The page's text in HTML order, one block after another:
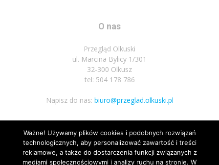
O nas
Przegląd Olkuski
ul. Marcina Bylicy 1/301
32-300 Olkusz
tel: 504 178 786
Napisz do nas: biuro@przeglad.olkuski.pl
Podążaj za nami
Ważne! Używamy plików cookies i podobnych rozwiązań
technologicznych, aby personalizować zawartość i treści
reklamowe, a także do dostarczenia funkcji związanych z
mediami społecznościowymi i analizy ruchu na stronie. W